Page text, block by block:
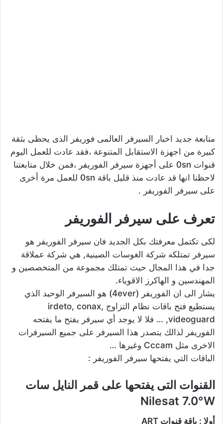
متابعة جديد اخبار السيرفر العالمى فوريفر الذى يحظى بثقة
كبيرة من اجهزة الاستقابل المتنوعة ،فقد عادت للعمل اليوم
قنوات 0sn على أجهزة سيرفر الفوريفر ،فمن خلال متابعتنا
لاحظنا انها قد عادت منذ قليل باقة 0sn للعمل مرة أخرى
على سيرفر الفوريفر .
تعرف على سيرفر الفوريفر
لكى تكتمل معرفتك بكل الجديد فان سيرفر الفوريفر هو
سيرفر تمتلكه شركة الغوسات الصينية, هي شركة عملاقة
جدا في هذا المجال حيث تمتلك مجموعة من المتخصصين و
المهندسين و الهاكرز الاقوياء.
يشار الى ان الفوريفر (4ever) هو السيرفر الوحيد الذي
يستطيع فتح باقات نظام التزاوج irdeto, conax,
videoguard, … فلا لا يوجد أي سيرفر يفتح ما يفتحه
الفوريفر لذالك يتصدر هذا السيرفر على جميع السيرفرات
الاخرى مثل Cccam وغيرها …
الباقات التي يفتحها سيرفر الفوريفر :
القنوات التى يفتحها على قمر النايل سات
Nilesat 7.0°W
أولا : باقة قنوات ART